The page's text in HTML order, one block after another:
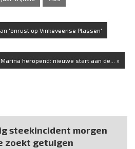
'onrust op Vinkeveense Plassen'
heropend: nieuwe start aan de... »
steekincident morgen
zoekt getuigen